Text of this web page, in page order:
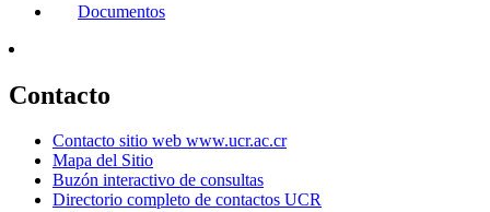
Documentos
Contacto
Contacto sitio web www.ucr.ac.cr
Mapa del Sitio
Buzón interactivo de consultas
Directorio completo de contactos UCR